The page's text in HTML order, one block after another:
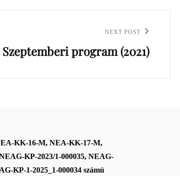
NEXT POST
Szeptemberi program (2021)
KK-16-M, NEA-KK-17-M,
KP-2023/1-000035, NEAG-
KP-1-2025_1-000034 számú